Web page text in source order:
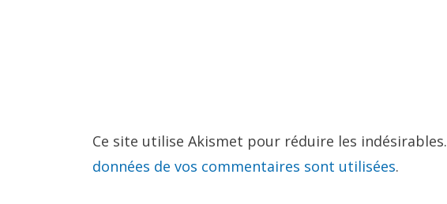
Ce site utilise Akismet pour réduire les indésirables.
données de vos commentaires sont utilisées.